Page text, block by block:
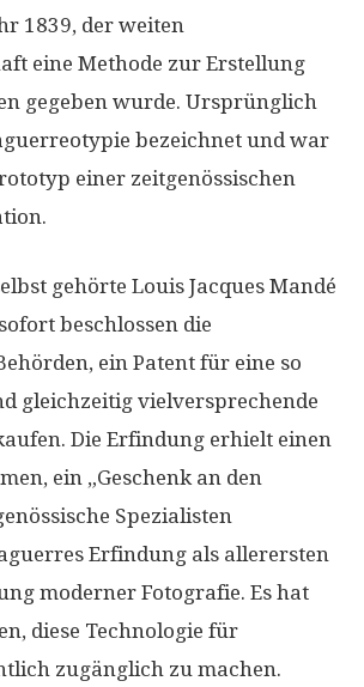
1839, der weiten
eine Methode zur Erstellung
gegeben wurde. Ursprünglich
bezeichnet und war
einer zeitgenössischen
gehörte Louis Jacques Mandé
beschlossen die
ein Patent für eine so
gleichzeitig vielversprechende
Die Erfindung erhielt einen
ein „Geschenk an den
Spezialisten
Erfindung als allerersten
moderner Fotografie. Es hat
diese Technologie für
zugänglich zu machen.